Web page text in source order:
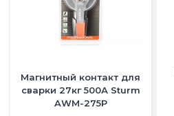
Магнитный контакт для
сварки 27кг 500А Sturm
AWM-275P